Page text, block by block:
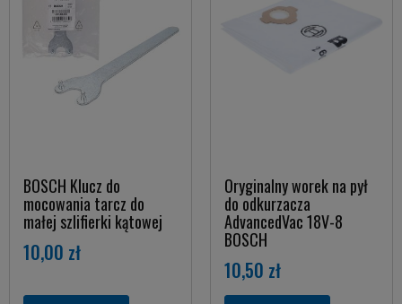
BOSCH Klucz do
mocowania tarcz do
małej szlifierki kątowej
10,00 zł
Oryginalny worek na pył
do odkurzacza
AdvancedVac 18V-8
BOSCH
10,50 zł